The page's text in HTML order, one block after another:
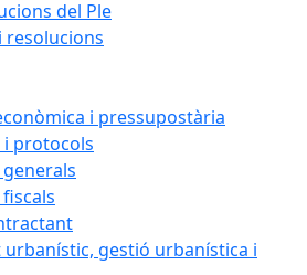
del Ple
resolucions
i pressupostària
protocols
urbanístic, gestió urbanística i